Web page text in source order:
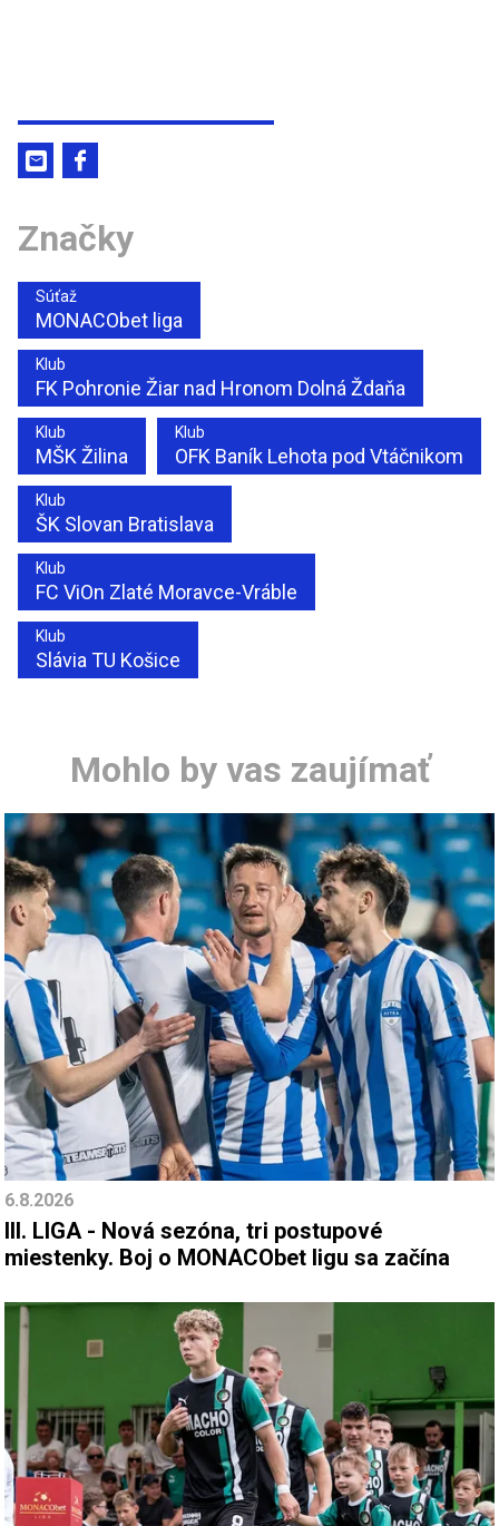
Značky
Súťaž
MONACObet liga
Klub
FK Pohronie Žiar nad Hronom Dolná Ždaňa
Klub
MŠK Žilina
Klub
OFK Baník Lehota pod Vtáčnikom
Klub
ŠK Slovan Bratislava
Klub
FC ViOn Zlaté Moravce-Vráble
Klub
Slávia TU Košice
Mohlo by vas zaujímať
6.8.2026
III. LIGA - Nová sezóna, tri postupové
miestenky. Boj o MONACObet ligu sa začína